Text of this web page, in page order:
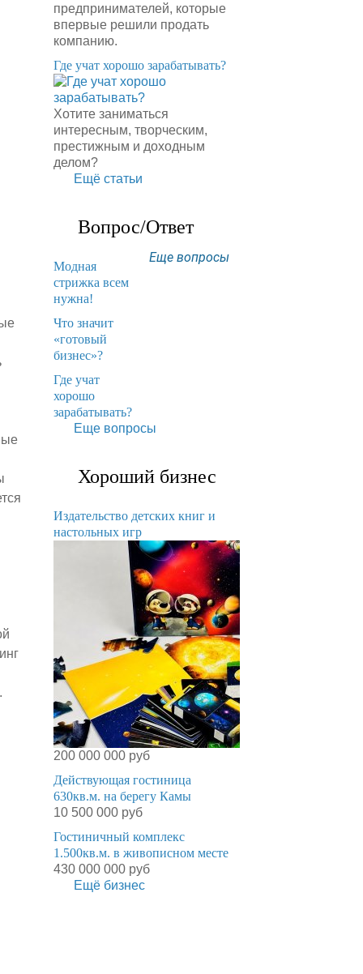
предпринимателей, которые
впервые решили продать
компанию.
​Где учат хорошо зарабатывать?
Хотите заниматься
интересным, творческим,
престижным и доходным
делом?
Ещё статьи
Вопрос/Ответ
Еще вопросы
Модная
стрижка всем
нужна!
​Что значит
«готовый
бизнес»?
​Где учат
хорошо
зарабатывать?
Еще вопросы
Хороший бизнес
Издательство детских книг и
настольных игр
200 000 000 руб
Действующая гостиница
630кв.м. на берегу Камы
10 500 000 руб
Гостиничный комплекс
1.500кв.м. в живописном месте
430 000 000 руб
Ещё бизнес